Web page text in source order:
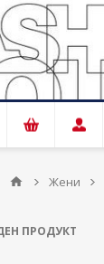
Жени
ПРОДУКТ